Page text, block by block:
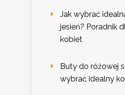
Jak wybrać
jesień? Poradnik
kobiet
Buty do różowej
wybrać idealny